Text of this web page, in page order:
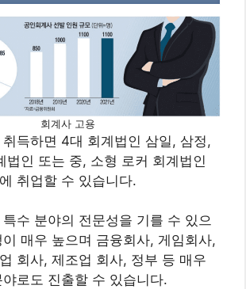
회계사 고용
득하면 4대 회계법인 삼일, 삼정,
법인 또는 중, 소형 로커 회계법인
취업할 수 있습니다.
수 분야의 전문성을 기를 수 있으
매우 높으며 금융회사, 게임회사,
회사, 제조업 회사, 정부 등 매우
로도 진출할 수 있습니다.